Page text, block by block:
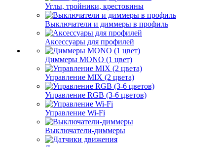
Углы, тройники, крестовины
Выключатели и диммеры в профиль
Аксессуары для профилей
Диммеры MONO (1 цвет)
Управление MIX (2 цвета)
Управление RGB (3-6 цветов)
Управление Wi-Fi
Выключатели-диммеры